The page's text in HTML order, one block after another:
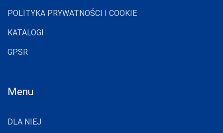
POLITYKA PRYWATNOŚCI I COOKIE
KATALOGI
GPSR
Menu
DLA NIEJ